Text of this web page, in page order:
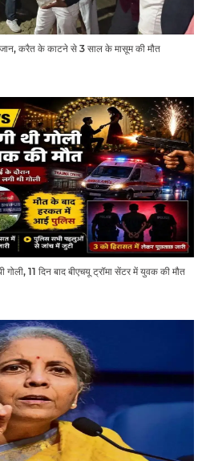
करैत के काटने से 3 साल के मासूम की मौत
11 दिन बाद बीएचयू ट्रॉमा सेंटर में युवक की मौत